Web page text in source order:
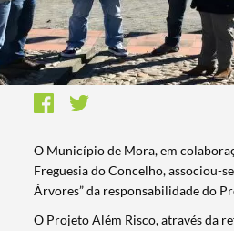
O Município de Mora, em
Freguesia do Concelho, associou-
Árvores” da responsabilidade do
O Projeto Além Risco, através da